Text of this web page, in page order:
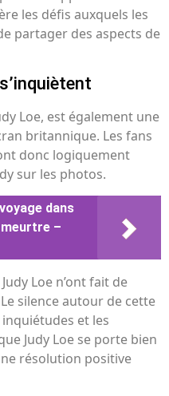
les défis auxquels les
partager des aspects de
Loe, est également une
britannique. Les fans
donc logiquement
sur les photos.
dans
–
Loe n’ont fait de
silence autour de cette
et les
Judy Loe se porte bien
résolution positive